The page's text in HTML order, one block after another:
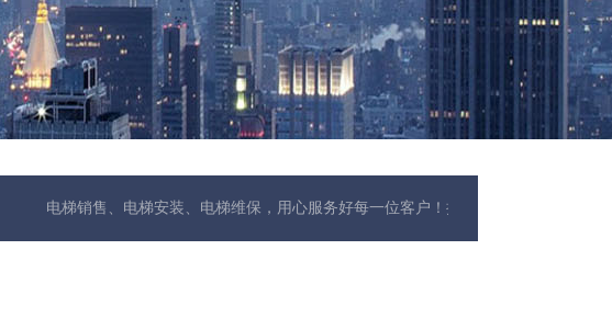
电梯销售、电梯安装、电梯维保，用心服务好每一位客户！把安全永远放在第一位，以“